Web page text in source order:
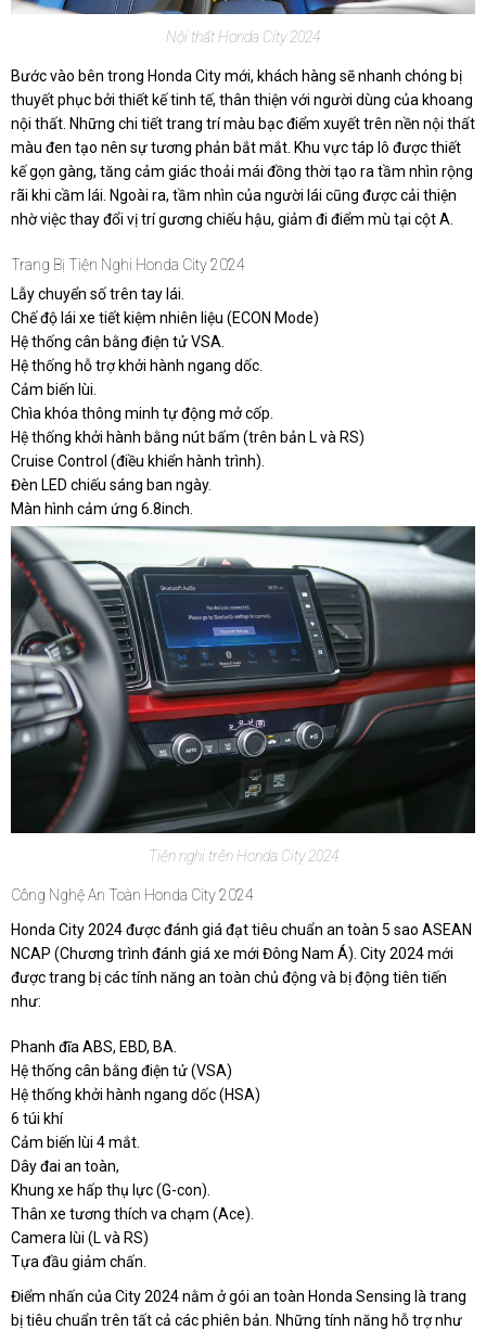
Nội thất Honda City 2024
Bước vào bên trong Honda City mới, khách hàng sẽ nhanh chóng bị
thuyết phục bởi thiết kế tinh tế, thân thiện với người dùng của khoang
nội thất. Những chi tiết trang trí màu bạc điểm xuyết trên nền nội thất
màu đen tạo nên sự tương phản bắt mắt. Khu vực táp lô được thiết
kế gọn gàng, tăng cảm giác thoải mái đồng thời tạo ra tầm nhìn rộng
rãi khi cầm lái. Ngoài ra, tầm nhìn của người lái cũng được cải thiện
nhờ việc thay đổi vị trí gương chiếu hậu, giảm đi điểm mù tại cột A.
Trang Bị Tiện Nghi Honda City 2024
Lẫy chuyển số trên tay lái.
Chế độ lái xe tiết kiệm nhiên liệu (ECON Mode)
Hệ thống cân bằng điện tử VSA.
Hệ thống hỗ trợ khởi hành ngang dốc.
Cảm biến lùi.
Chìa khóa thông minh tự động mở cốp.
Hệ thống khởi hành bằng nút bấm (trên bản L và RS)
Cruise Control (điều khiển hành trình).
Đèn LED chiếu sáng ban ngày.
Màn hình cảm ứng 6.8inch.
Tiện nghi trên Honda City 2024
Công Nghệ An Toàn Honda City 2024
Honda City 2024 được đánh giá đạt tiêu chuẩn an toàn 5 sao ASEAN
NCAP (Chương trình đánh giá xe mới Đông Nam Á). City 2024 mới
được trang bị các tính năng an toàn chủ động và bị động tiên tiến
như:
Phanh đĩa ABS, EBD, BA.
Hệ thống cân bằng điện tử (VSA)
Hệ thống khởi hành ngang dốc (HSA)
6 túi khí
Cảm biến lùi 4 mắt.
Dây đai an toàn,
Khung xe hấp thụ lực (G-con).
Thân xe tương thích va chạm (Ace).
Camera lùi (L và RS)
Tựa đầu giảm chấn.
Điểm nhấn của City 2024 nằm ở gói an toàn Honda Sensing là trang
bị tiêu chuẩn trên tất cả các phiên bản. Những tính năng hỗ trợ như